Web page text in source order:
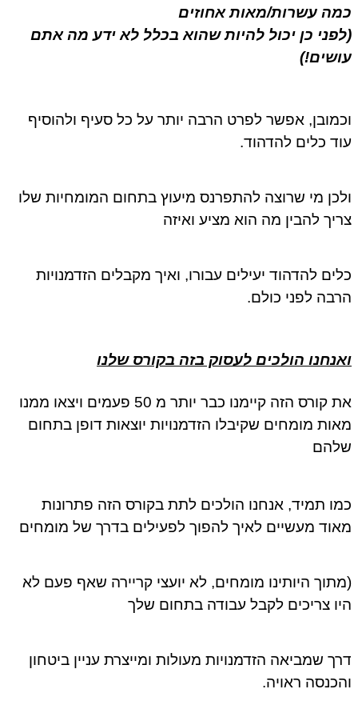
כמה עשרות/מאות אחוזים
(לפני כן יכול להיות שהוא בכלל לא ידע מה אתם
עושים!)
וכמובן, אפשר לפרט הרבה יותר על כל סעיף ולהוסיף
עוד כלים להדהוד.
ולכן מי שרוצה להתפרנס מיעוץ בתחום המומחיות שלו
צריך להבין מה הוא מציע ואיזה
כלים להדהוד יעילים עבורו, ואיך מקבלים הזדמנויות
הרבה לפני כולם.
ואנחנו הולכים לעסוק בזה בקורס שלנו
את קורס הזה קיימנו כבר יותר מ 50 פעמים ויצאו ממנו
מאות מומחים שקיבלו הזדמנויות יוצאות דופן בתחום
שלהם
כמו תמיד, אנחנו הולכים לתת בקורס הזה פתרונות
מאוד מעשיים לאיך להפוך לפעילים בדרך של מומחים
(מתוך היותינו מומחים, לא יועצי קריירה שאף פעם לא
היו צריכים לקבל עבודה בתחום שלך
דרך שמביאה הזדמנויות מעולות ומייצרת עניין ביטחון
והכנסה ראויה.